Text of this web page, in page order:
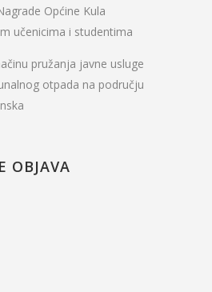
Općine Kula
učenicima i studentima
pružanja javne usluge
otpada na području
OBJAVA